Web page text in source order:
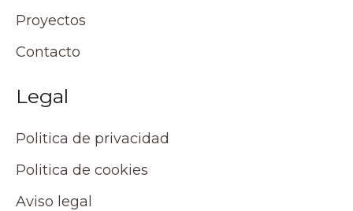
Proyectos
Contacto
Legal
Politica de privacidad
Politica de cookies
Aviso legal